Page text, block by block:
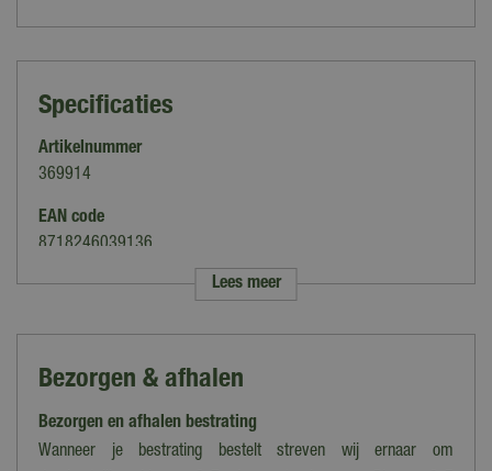
Specificaties
Artikelnummer
369914
EAN code
8718246039136
Merk
Antraciet
Gewicht
25 kg per zak
Lees meer
Bezorgen & afhalen
Bezorgen en afhalen bestrating
Wanneer je bestrating bestelt streven wij ernaar om